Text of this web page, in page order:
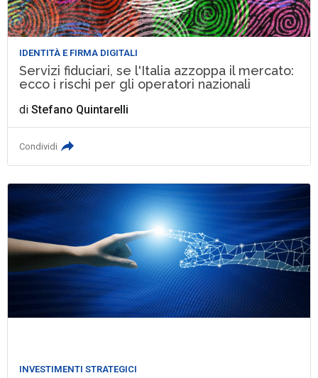
IDENTITÀ E FIRMA DIGITALI
Servizi fiduciari, se l'Italia azzoppa il mercato:
ecco i rischi per gli operatori nazionali
diStefano Quintarelli
Condividi
INVESTIMENTI STRATEGICI